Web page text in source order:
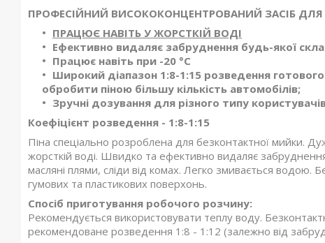
ПРОФЕСІЙНИЙ ВИСОКОКОНЦЕНТРОВАНИЙ ЗАСІБ
ПРАЦЮЄ НАВІТЬ У ЖОРСТКІЙ ВОДІ
Ефективно видаляє забруднення будь-якої
Працює навіть при -20 °С
Широкий діапазон 1:8-1:15 розведення
обробити піною більшу кількість автомобілів;
Зручні дозування для різного типу
Коефіцієнт розведення - 1:8-1:15
Піна спеціально розроблена для безконтактної мийки.
жорсткій воді. Швидко та ефективно видаляє
масляні плями, сліди від комах. Легко змивається
гумових та пластикових поверхонь.
Спосіб приготування робочого розчину:
Рекомендується використовувати теплу воду.
рекомендоване розведення 1:8 - 1:12 (залежно від